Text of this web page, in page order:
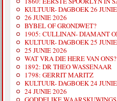
KULTUUR- DAGBOEK 26 JUNIE
26 JUNIE 2026
BYBEL OF GRONDWET?
1905: CULLINAN- DIAMANT
KULTUUR- DAGBOEK 25 JUNIE
25 JUNIE 2026
WAT VRA DIE HERE VAN ONS?
1892: DR THEO WASSENAAR
1798: GERRIT MARITZ
KULTUUR- DAGBOEK 24 JUNIE
24 JUNIE 2026